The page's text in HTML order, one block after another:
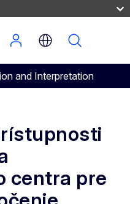
and Interpretation
centra pre